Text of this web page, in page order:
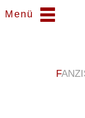
Menü